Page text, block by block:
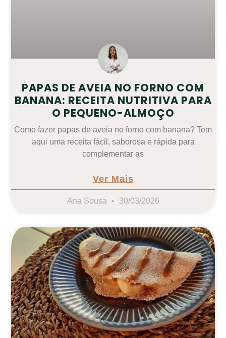
PAPAS DE AVEIA NO FORNO COM
BANANA: RECEITA NUTRITIVA PARA
O PEQUENO-ALMOÇO
Como fazer papas de aveia no forno com banana? Tem
aqui uma receita fácil, saborosa e rápida para
complementar as
Ver Mais
Ana Sousa 30/03/2026